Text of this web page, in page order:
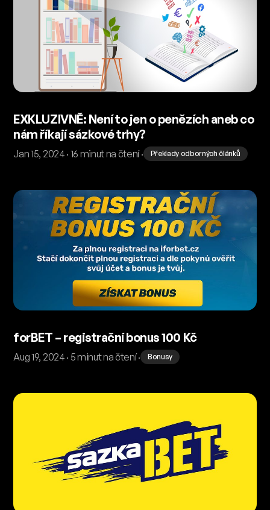
EXKLUZIVNĚ: Není to jen o penězích aneb co
nám říkají sázkové trhy?
Jan 15, 2024 · 16 minut na čtení · Překlady odborných článků
forBET – registrační bonus 100 Kč
Aug 19, 2024 · 5 minut na čtení · Bonusy